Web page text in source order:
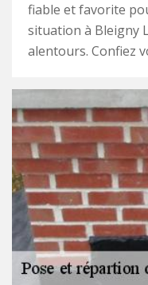
fiable et favorite
situation à Bleigny
alentours. Confiez